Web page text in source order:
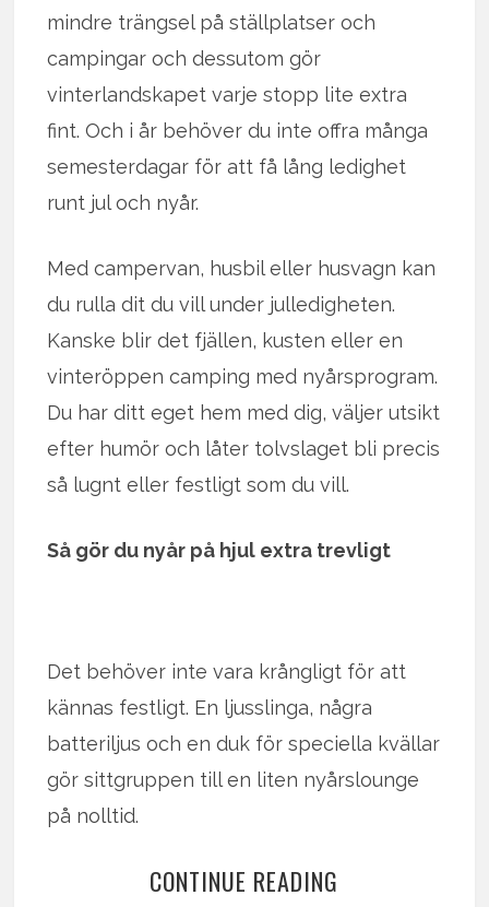
mindre trängsel på ställplatser och
campingar och dessutom gör
vinterlandskapet varje stopp lite extra
fint. Och i år behöver du inte offra många
semesterdagar för att få lång ledighet
runt jul och nyår.
Med campervan, husbil eller husvagn kan
du rulla dit du vill under julledigheten.
Kanske blir det fjällen, kusten eller en
vinteröppen camping med nyårsprogram.
Du har ditt eget hem med dig, väljer utsikt
efter humör och låter tolvslaget bli precis
så lugnt eller festligt som du vill.
Så gör du nyår på hjul extra trevligt
Det behöver inte vara krångligt för att
kännas festligt. En ljusslinga, några
batteriljus och en duk för speciella kvällar
gör sittgruppen till en liten nyårslounge
på nolltid.
CONTINUE READING